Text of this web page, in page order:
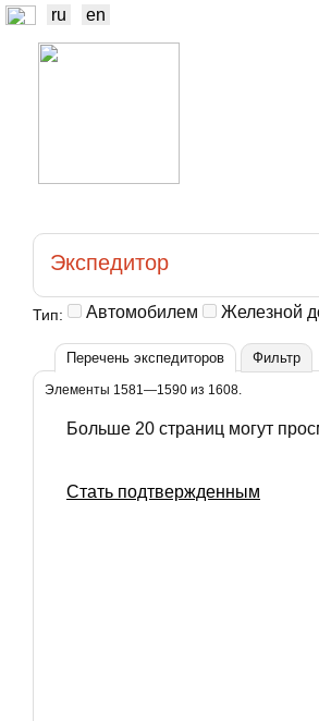
ru en
Экспедитор
Тип: Автомобилем Железной
Перечень экспедиторов Фильтр
Элементы 1581—1590 из 1608.
Больше 20 страниц могут
Стать подтвержденным